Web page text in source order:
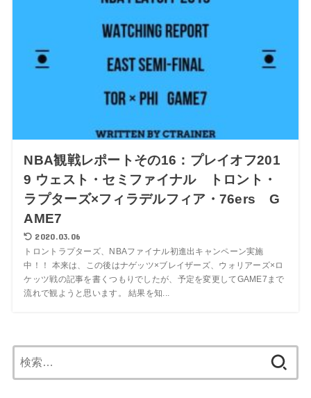
NBA観戦レポートその16：プレイオフ201
9 ウェスト・セミファイナル トロント・
ラプターズ×フィラデルフィア・76ers G
AME7
2020.03.06
トロントラプターズ、NBAファイナル初進出キャンペーン実施
中！！ 本来は、この後はナゲッツ×ブレイザーズ、ウォリアーズ×ロ
ケッツ戦の記事を書くつもりでしたが、予定を変更してGAME7まで
流れで観ようと思います。 結果を知...
索: